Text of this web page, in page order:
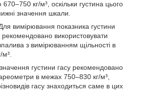
кг/м³, оскільки густина цього
значення шкали.
Для вимірювання показника густини
рекомендовано використовувати
з вимірюванням щільності в
густини гасу рекомендовано
в межах 750–830 кг/м³,
гасу знаходиться саме в цих